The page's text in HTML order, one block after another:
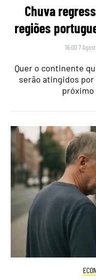
Chuva
regiões
16:00 7
Quer o continente
serão atingidos